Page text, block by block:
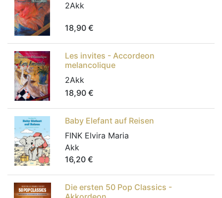
2Akk
18,90 €
Les invites - Accordeon
melancolique
2Akk
18,90 €
Baby Elefant auf Reisen
FINK Elvira Maria
Akk
16,20 €
Die ersten 50 Pop Classics -